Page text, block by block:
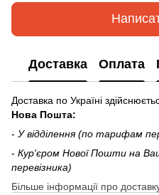
Доставка Оплата
Доставка по Україні
Нова Пошта:
- У відділення (по тарифам
- Кур'єром Нової Пошти на
перевізника)
Більше інформації про